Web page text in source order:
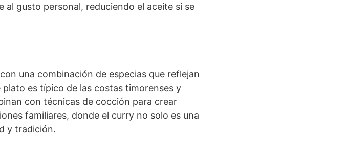
al gusto personal, reduciendo el aceite si se
una combinación de especias que reflejan
es típico de las costas timorenses y
con técnicas de cocción para crear
familiares, donde el curry no solo es una
y tradición.